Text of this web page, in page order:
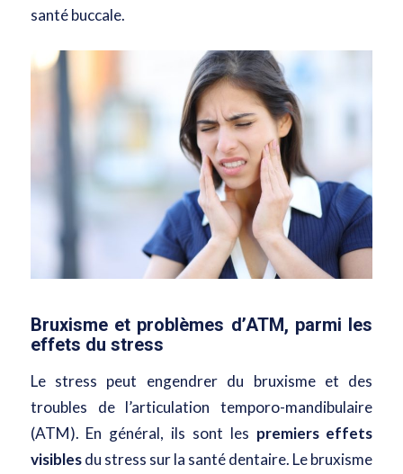
santé buccale.
Bruxisme et problèmes d’ATM, parmi les
effets du stress
Le stress peut engendrer du bruxisme et des
troubles de l’articulation temporo-mandibulaire
(ATM). En général, ils sont les premiers effets
visiblesdu stress sur la santé dentaire. Le bruxisme